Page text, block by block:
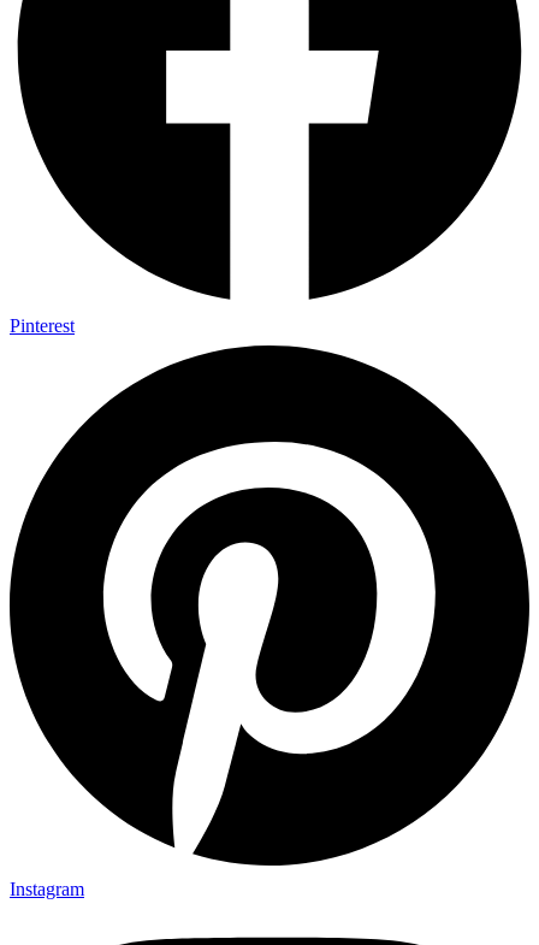
Pinterest
Instagram